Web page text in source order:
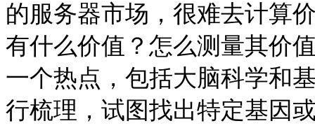
的服务器市场，很难去计算
有什么价值？怎么测量其价
一个热点，包括大脑科学和
行梳理，试图找出特定基因